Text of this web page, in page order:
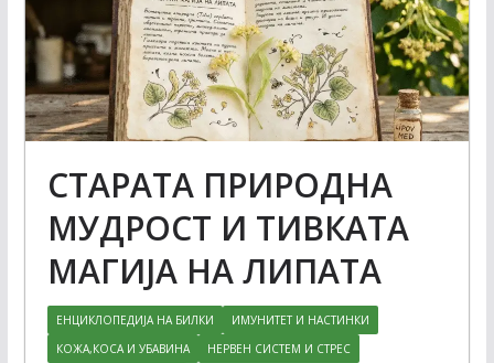
СТАРАТА ПРИРОДНА
МУДРОСТ И ТИВКАТА
МАГИЈА НА ЛИПАТА
ЕНЦИКЛОПЕДИЈА НА БИЛКИ
ИМУНИТЕТ И НАСТИНКИ
КОЖА,КОСА И УБАВИНА
НЕРВЕН СИСТЕМ И СТРЕС